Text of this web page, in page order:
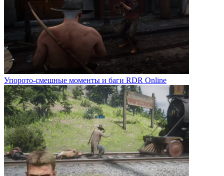
Упорото-смешные моменты и баги RDR Online